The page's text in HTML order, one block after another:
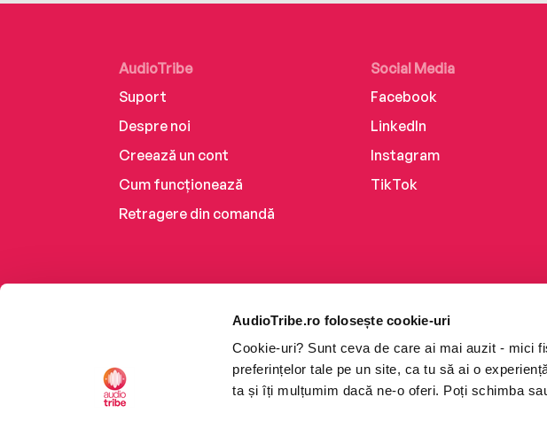
AudioTribe.ro folosește cookie-uri
Cookie-uri? Sunt ceva de care ai mai auzit - mici
preferințelor tale pe un site, ca tu să ai o
ta și îți mulțumim dacă ne-o oferi. Poți schimba
AudioTribe
Suport
Despre noi
Creează un cont
Cum funcționează
Retragere din comandă
Social Media
Facebook
LinkedIn
Instagram
TikTok